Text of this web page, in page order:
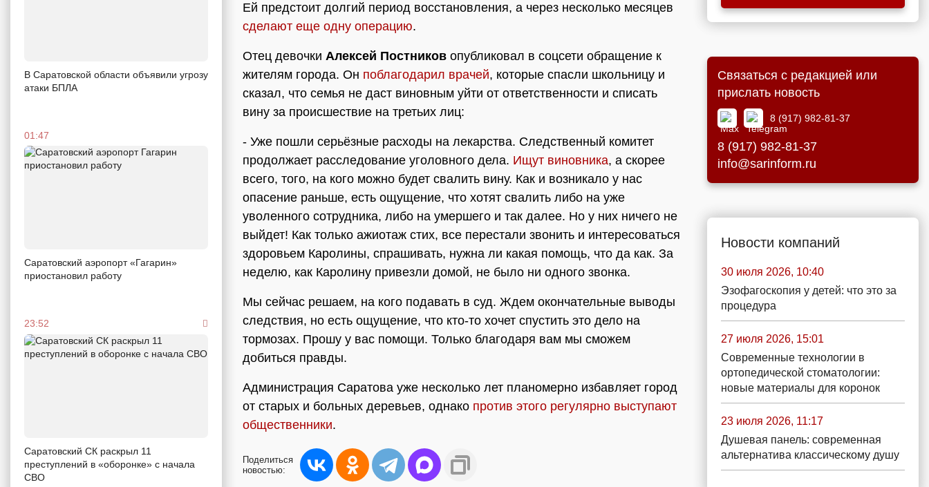
В Саратовской области объявили угрозу
атаки БПЛА
01:47
Саратовский аэропорт «Гагарин»
приостановил работу
23:52
Саратовский СК раскрыл 11
преступлений в «оборонке» с начала
СВО
Ей предстоит долгий период восстановления, а через несколько месяцев
сделают еще одну операцию.
Отец девочки Алексей Постников опубликовал в соцсети обращение к
жителям города. Он поблагодарил врачей, которые спасли школьницу и
сказал, что семья не даст виновным уйти от ответственности и списать
вину за происшествие на третьих лиц:
- Уже пошли серьёзные расходы на лекарства. Следственный комитет
продолжает расследование уголовного дела. Ищут виновника, а скорее
всего, того, на кого можно будет свалить вину. Как и возникало у нас
опасение раньше, есть ощущение, что хотят свалить либо на уже
уволенного сотрудника, либо на умершего и так далее. Но у них ничего не
выйдет! Как только ажиотаж стих, все перестали звонить и интересоваться
здоровьем Каролины, спрашивать, нужна ли какая помощь, что да как. За
неделю, как Каролину привезли домой, не было ни одного звонка.
Мы сейчас решаем, на кого подавать в суд. Ждем окончательные выводы
следствия, но есть ощущение, что кто-то хочет спустить это дело на
тормозах. Прошу у вас помощи. Только благодаря вам мы сможем
добиться правды.
Администрация Саратова уже несколько лет планомерно избавляет город
от старых и больных деревьев, однако против этого регулярно выступают
общественники.
Поделиться
новостью:
Связаться с редакцией или
прислать новость
8 (917) 982-81-37
8 (917) 982-81-37
info@sarinform.ru
Новости компаний
30 июля 2026, 10:40
Эзофагоскопия у детей: что это за
процедура
27 июля 2026, 15:01
Современные технологии в
ортопедической стоматологии:
новые материалы для коронок
23 июля 2026, 11:17
Душевая панель: современная
альтернатива классическому душу